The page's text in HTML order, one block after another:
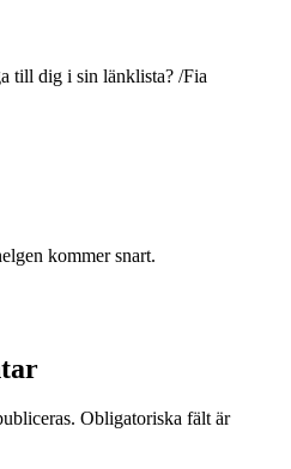
till dig i sin länklista? /Fia
kommer snart.
Obligatoriska fält är